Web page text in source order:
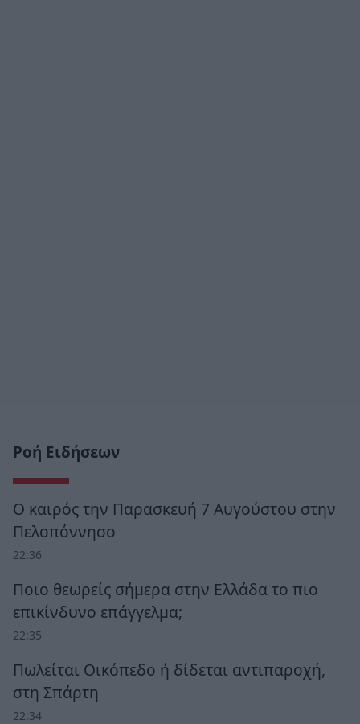
Ροή Ειδήσεων
Ο καιρός την Παρασκευή 7 Αυγούστου στην
Πελοπόννησο
22:36
Ποιο θεωρείς σήμερα στην Ελλάδα το πιο
επικίνδυνο επάγγελμα;
22:35
Πωλείται Οικόπεδο ή δίδεται αντιπαροχή,
στη Σπάρτη
22:34